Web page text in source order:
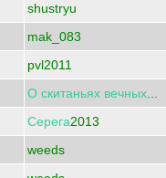
shustryu
mak_083
pvl2011
О скитаньях вечных
Серега2013
weeds